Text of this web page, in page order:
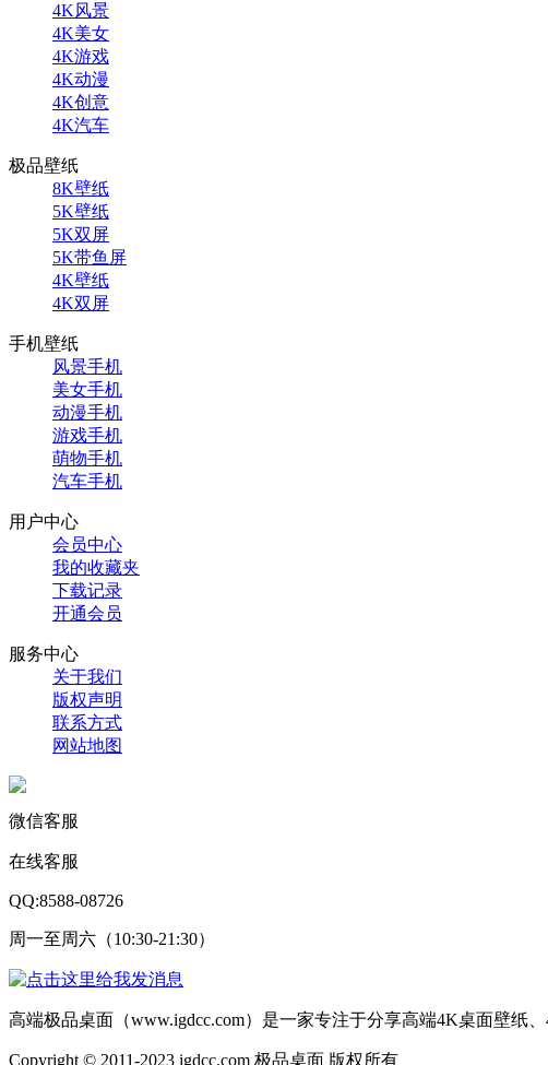
4K风景
4K美女
4K游戏
4K动漫
4K创意
4K汽车
极品壁纸
8K壁纸
5K壁纸
5K双屏
5K带鱼屏
4K壁纸
4K双屏
手机壁纸
风景手机
美女手机
动漫手机
游戏手机
萌物手机
汽车手机
用户中心
会员中心
我的收藏夹
下载记录
开通会员
服务中心
关于我们
版权声明
联系方式
网站地图
微信客服
在线客服
QQ:8588-08726
周一至周六（10:30-21:30）
高端极品桌面（www.igdcc.com）是一家专注于分享高端4K桌面壁纸
Copyright © 2011-2023 igdcc.com 极品桌面 版权所有